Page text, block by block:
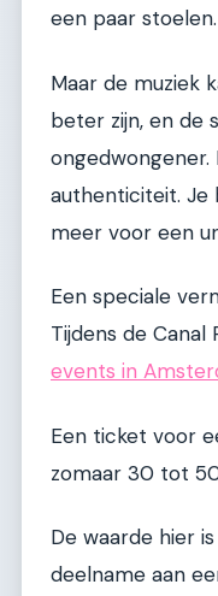
een paar stoelen.
Maar de muziek
beter zijn, en de
ongedwongener.
authenticiteit. Je
meer voor een
Een speciale
Tijdens de Canal
events in
Een ticket voor
zomaar 30 tot
De waarde hier
deelname aan